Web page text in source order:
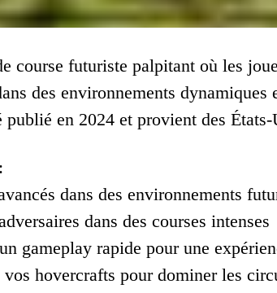
course futuriste palpitant où les
des environnements
publié en 2024 et provient des États-
dans des environnements
dans des courses intenses
gameplay rapide pour une
hovercrafts pour dominer les